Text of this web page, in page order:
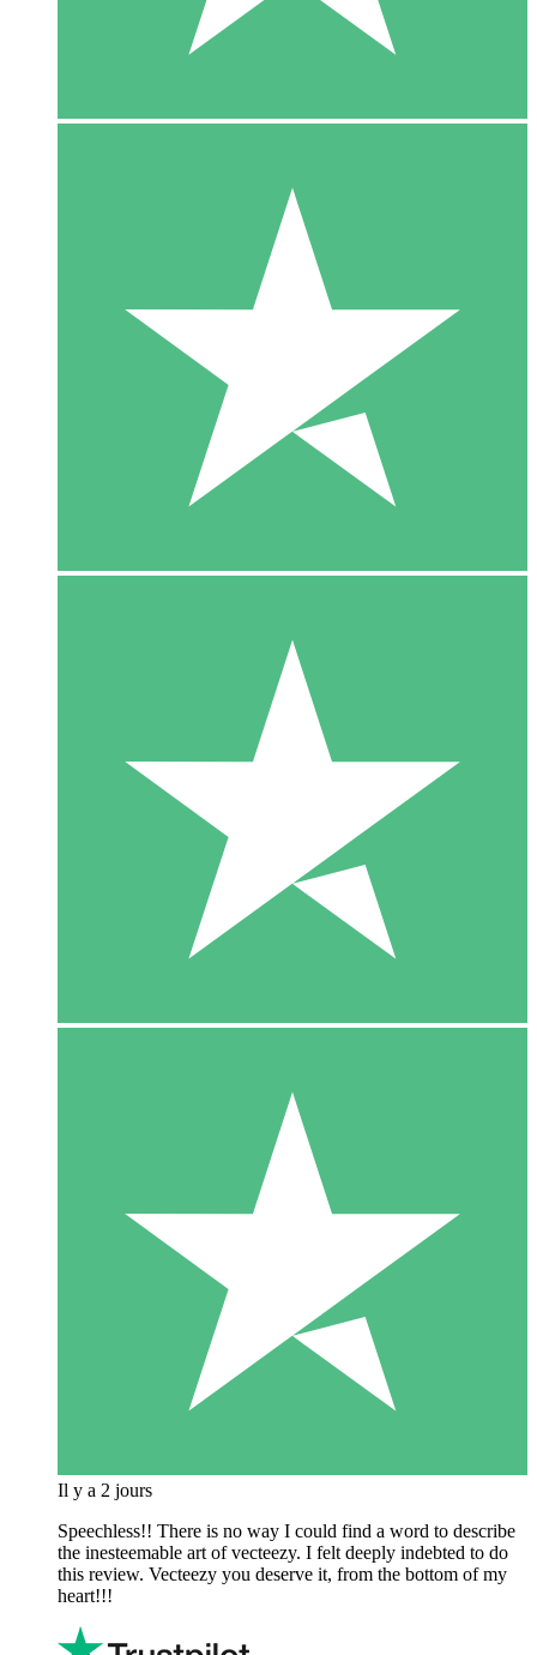
Il y a 2 jours
Speechless!! There is no way I could find a word to describe
the inesteemable art of vecteezy. I felt deeply indebted to do
this review. Vecteezy you deserve it, from the bottom of my
heart!!!